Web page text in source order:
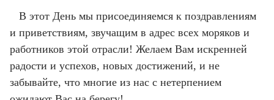
В этот День мы присоединяемся к поздравлениям
и приветствиям, звучащим в адрес всех моряков и
работников этой отрасли! Желаем Вам искренней
радости и успехов, новых достижений, и не
забывайте, что многие из нас с нетерпением